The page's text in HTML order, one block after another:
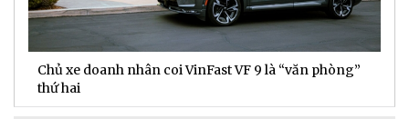
Chủ xe doanh nhân coi VinFast VF 9 là “văn phòng”
thứ hai